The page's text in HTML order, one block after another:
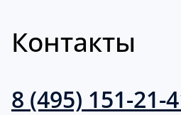
Контакты
8 (495) 151-21-